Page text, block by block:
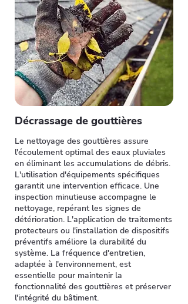
Décrassage de gouttières
Le nettoyage des gouttières assure
l'écoulement optimal des eaux pluviales
en éliminant les accumulations de débris.
L'utilisation d'équipements spécifiques
garantit une intervention efficace. Une
inspection minutieuse accompagne le
nettoyage, repérant les signes de
détérioration. L'application de traitements
protecteurs ou l'installation de dispositifs
préventifs améliore la durabilité du
système. La fréquence d'entretien,
adaptée à l'environnement, est
essentielle pour maintenir la
fonctionnalité des gouttières et préserver
l'intégrité du bâtiment.